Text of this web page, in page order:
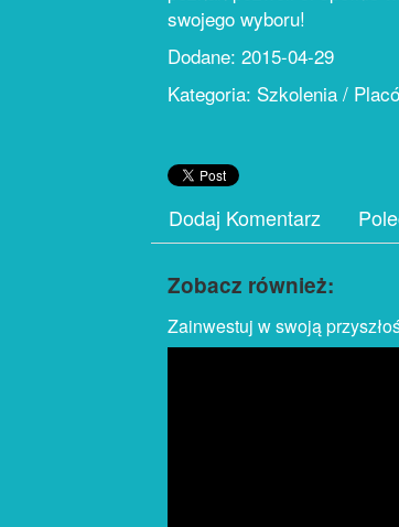
swojego wyboru!
Dodane: 2015-04-29
Kategoria: Szkolenia /
Dodaj Komentarz
Zobacz również:
Zainwestuj w swoją